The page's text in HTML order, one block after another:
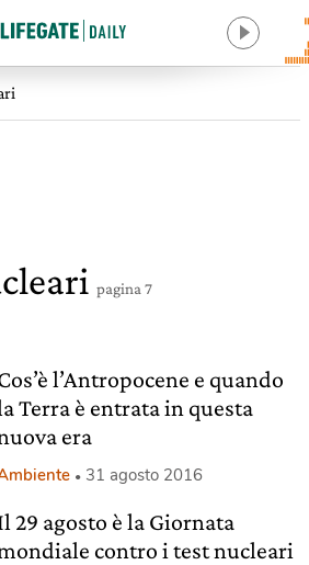
pagina 7
l’Antropocene e quando
Terra è entrata in questa
era
31 agosto 2016
29 agosto è la Giornata
contro i test nucleari